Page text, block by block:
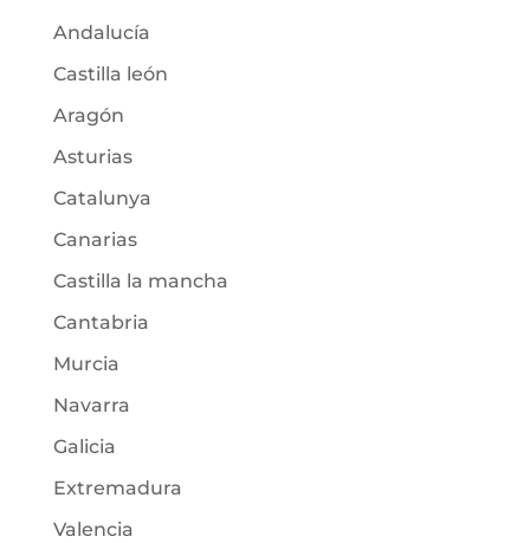
Andalucía
Castilla león
Aragón
Asturias
Catalunya
Canarias
Castilla la mancha
Cantabria
Murcia
Navarra
Galicia
Extremadura
Valencia